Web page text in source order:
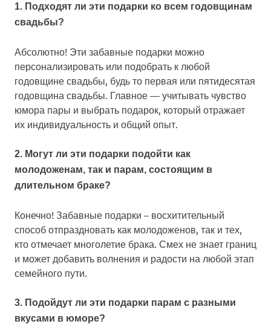
1. Подходят ли эти подарки ко всем годовщинам
свадьбы?
Абсолютно! Эти забавные подарки можно
персонализировать или подобрать к любой
годовщине свадьбы, будь то первая или пятидесятая
годовщина свадьбы. Главное — учитывать чувство
юмора пары и выбрать подарок, который отражает
их индивидуальность и общий опыт.
2. Могут ли эти подарки подойти как
молодоженам, так и парам, состоящим в
длительном браке?
Конечно! Забавные подарки – восхитительный
способ отпраздновать как молодоженов, так и тех,
кто отмечает многолетие брака. Смех не знает границ
и может добавить волнения и радости на любой этап
семейного пути.
3. Подойдут ли эти подарки парам с разными
вкусами в юморе?